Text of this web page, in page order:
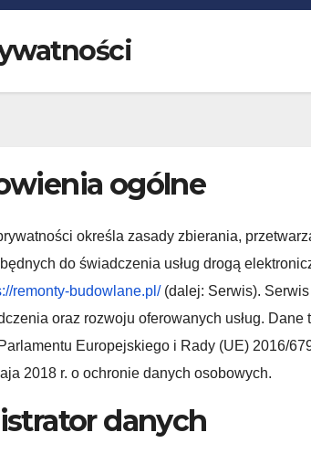
ogólne
określa zasady zbierania,
do świadczenia usług drogą
remonty-budowlane.pl/(dalej: Serwis). Serwis
oraz rozwoju oferowanych usług. Dane
Europejskiego i Rady (UE) 2016/
2018 r. o ochronie danych osobowych.
danych